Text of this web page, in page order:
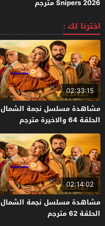
Snipers 2026 مترجم
اخترنا لك :
02:33:15
مشاهدة مسلسل نجمة الشمال
الحلقة 64 والاخيرة مترجم
02:14:02
مشاهدة مسلسل نجمة الشمال
الحلقة 62 مترجم